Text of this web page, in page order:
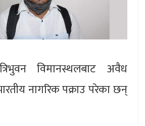
विमानस्थलबाट अवैध
नागरिक पक्राउ परेका छन्